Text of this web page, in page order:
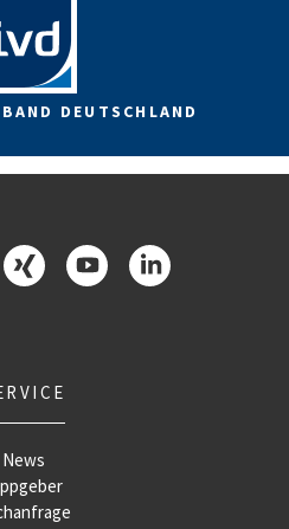
DEUTSCHLAND
News